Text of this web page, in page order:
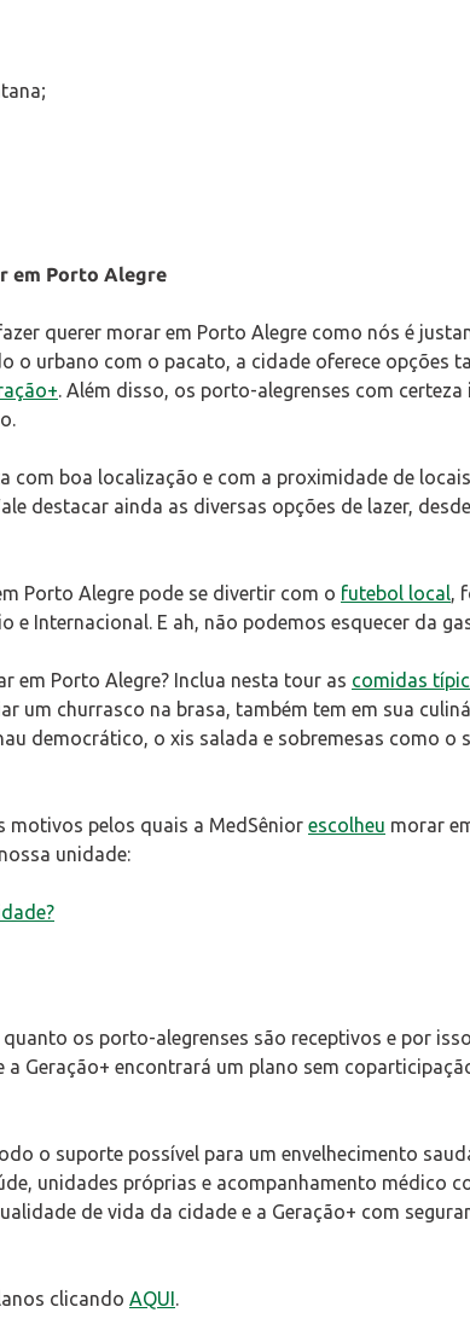
em Porto Alegre
querer morar em Porto Alegre como nós é
o urbano com o pacato, a cidade oferece opções
. Além disso, os porto-alegrenses com certeza
com boa localização e com a proximidade de
destacar ainda as diversas opções de lazer,
Porto Alegre pode se divertir com o futebol local
e Internacional. E ah, não podemos esquecer da
em Porto Alegre? Inclua nesta tour as comidas
um churrasco na brasa, também tem em sua
democrático, o xis salada e sobremesas como o
motivos pelos quais a MedSênior escolheu morar
unidade:
os porto-alegrenses são receptivos e por
a Geração+ encontrará um plano sem
o suporte possível para um envelhecimento
unidades próprias e acompanhamento médico
de vida da cidade e a Geração+ com
clicando AQUI